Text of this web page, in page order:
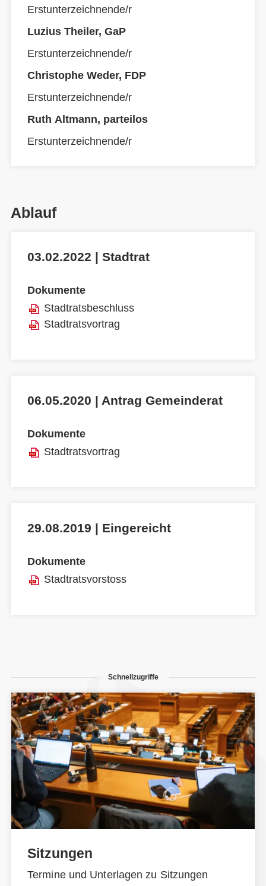
Erstunterzeichnende/r
Luzius Theiler, GaP
Erstunterzeichnende/r
Christophe Weder, FDP
Erstunterzeichnende/r
Ruth Altmann, parteilos
Erstunterzeichnende/r
Ablauf
03.02.2022 | Stadtrat
Dokumente
Stadtratsbeschluss
Stadtratsvortrag
06.05.2020 | Antrag Gemeinderat
Dokumente
Stadtratsvortrag
29.08.2019 | Eingereicht
Dokumente
Stadtratsvorstoss
Schnellzugriffe
Sitzungen
Termine und Unterlagen zu Sitzungen